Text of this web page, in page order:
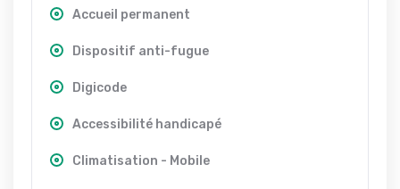
Accueil permanent
Dispositif anti-fugue
Digicode
Accessibilité handicapé
Climatisation - Mobile